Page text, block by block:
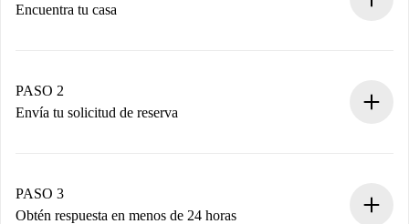
Encuentra tu casa
Tienes toda la información necesaria por adelantado.
PASO 2
Envía tu solicitud de reserva
propietario acepte.
PASO 3
Obtén respuesta en menos de 24 horas